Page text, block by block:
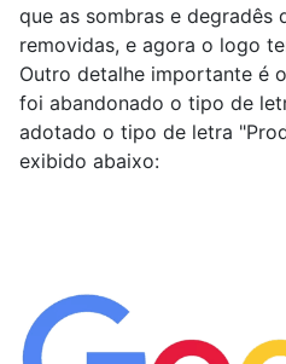
que as sombras e degradês
removidas, e agora o logo
Outro detalhe importante é
foi abandonado o tipo de
adotado o tipo de letra
exibido abaixo: